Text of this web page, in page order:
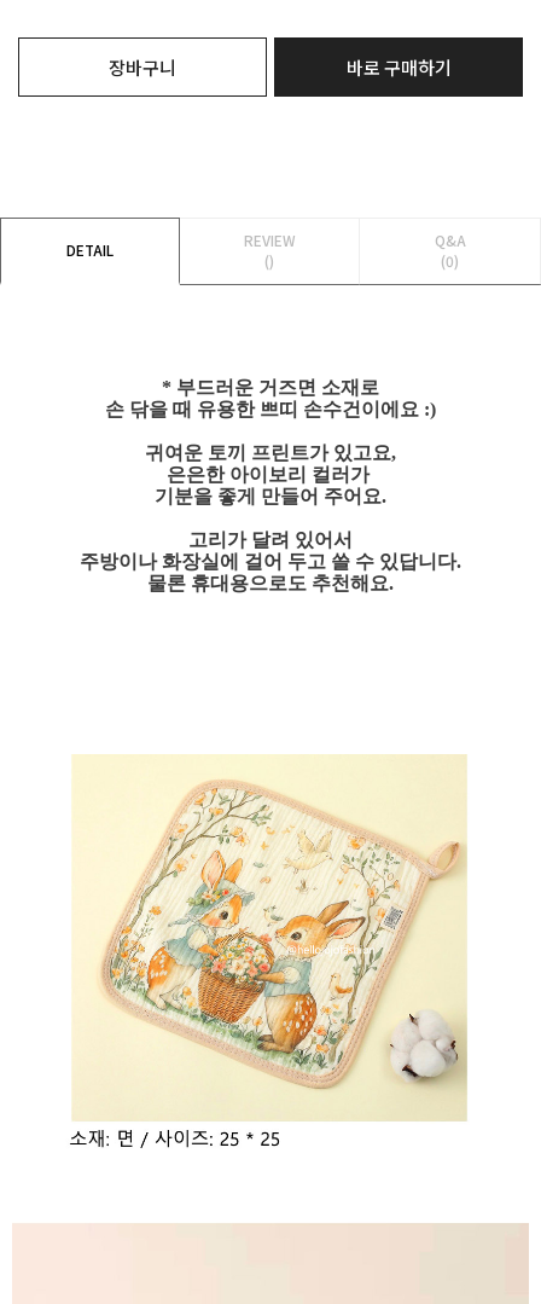
장바구니 바로 구매하기
DETAIL
REVIEW
()
Q&A
(0)
* 부드러운 거즈면 소재로
손 닦을 때 유용한 쁘띠 손수건이에요 :)
귀여운 토끼 프린트가 있고요,
은은한 아이보리 컬러가
기분을 좋게 만들어 주어요.
고리가 달려 있어서
주방이나 화장실에 걸어 두고 쓸 수 있답니다.
물론 휴대용으로도 추천해요.